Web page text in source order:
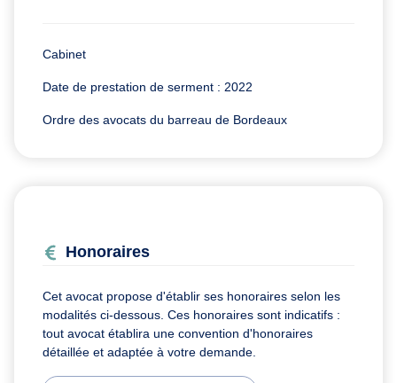
Cabinet
Date de prestation de serment : 2022
Ordre des avocats du barreau de Bordeaux
Honoraires
Cet avocat propose d'établir ses honoraires selon les
modalités ci-dessous. Ces honoraires sont indicatifs :
tout avocat établira une convention d'honoraires
détaillée et adaptée à votre demande.